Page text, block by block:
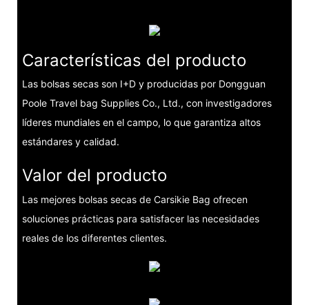
Características del producto
Las bolsas secas son I+D y producidas por Dongguan
Poole Travel bag Supplies Co., Ltd., con investigadores
líderes mundiales en el campo, lo que garantiza altos
estándares y calidad.
Valor del producto
Las mejores bolsas secas de Carsikie Bag ofrecen
soluciones prácticas para satisfacer las necesidades
reales de los diferentes clientes.